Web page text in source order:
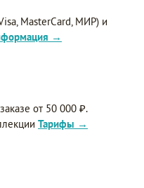
MasterCard, МИР) и
→
от 50 000 ₽.
Тарифы →